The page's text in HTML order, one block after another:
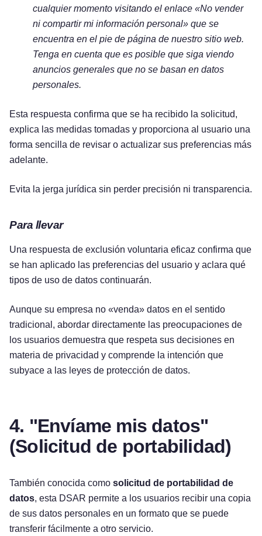
cualquier momento visitando el enlace «No vender
ni compartir mi información personal» que se
encuentra en el pie de página de nuestro sitio web.
Tenga en cuenta que es posible que siga viendo
anuncios generales que no se basan en datos
personales.
Esta respuesta confirma que se ha recibido la solicitud,
explica las medidas tomadas y proporciona al usuario una
forma sencilla de revisar o actualizar sus preferencias más
adelante.
Evita la jerga jurídica sin perder precisión ni transparencia.
Para llevar
Una respuesta de exclusión voluntaria eficaz confirma que
se han aplicado las preferencias del usuario y aclara qué
tipos de uso de datos continuarán.
Aunque su empresa no «venda» datos en el sentido
tradicional, abordar directamente las preocupaciones de
los usuarios demuestra que respeta sus decisiones en
materia de privacidad y comprende la intención que
subyace a las leyes de protección de datos.
4. "Envíame mis datos"
(Solicitud de portabilidad)
También conocida como solicitud de portabilidad de
datos, esta DSAR permite a los usuarios recibir una copia
de sus datos personales en un formato que se puede
transferir fácilmente a otro servicio.